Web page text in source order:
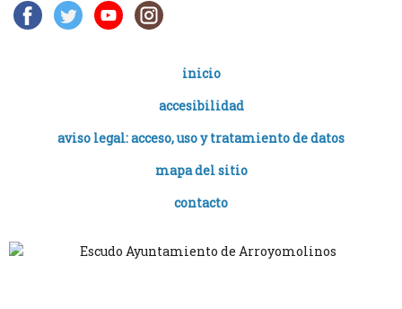
inicio
accesibilidad
aviso legal: acceso, uso y tratamiento de datos
mapa del sitio
contacto